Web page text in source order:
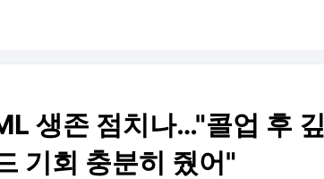
생존 점치나…"콜업 후 깊
기회 충분히 줬어"